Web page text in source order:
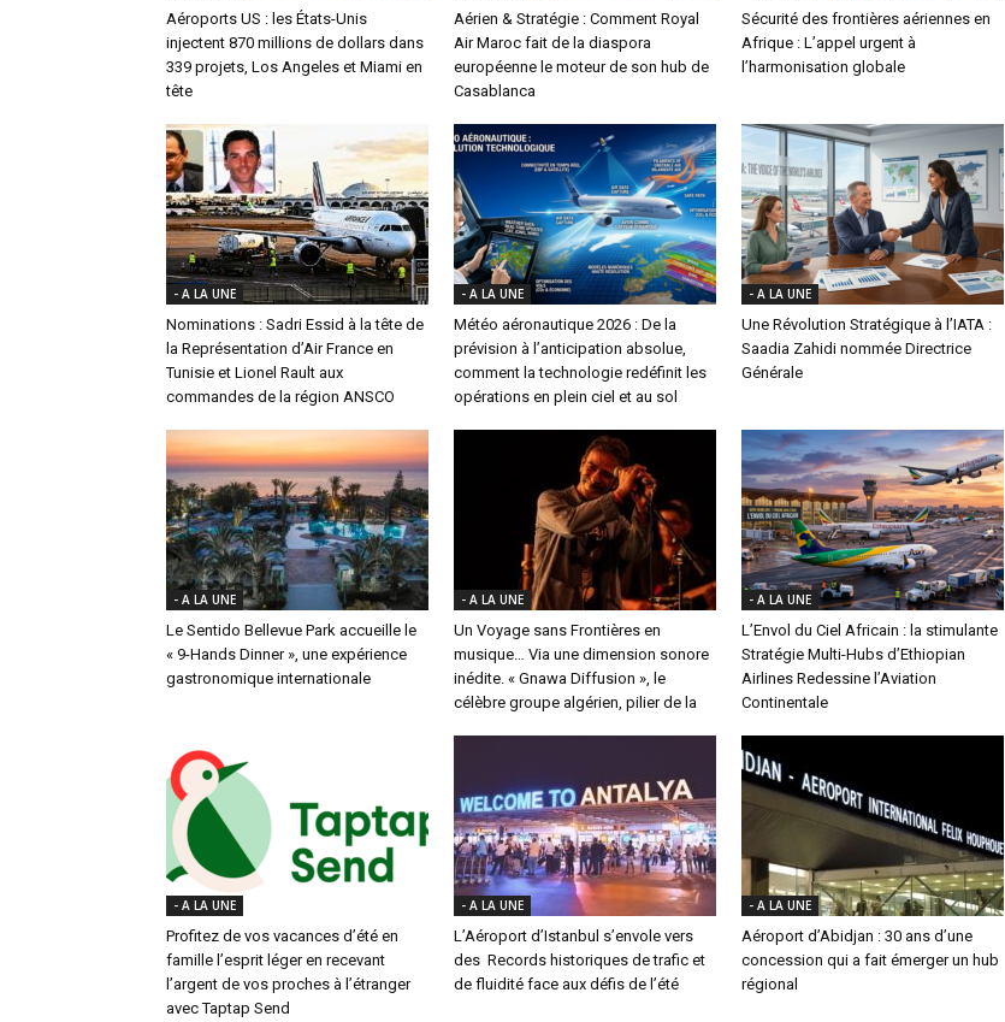
Aéroports US : les États-Unis
injectent 870 millions de dollars dans
339 projets, Los Angeles et Miami en
tête
Aérien & Stratégie : Comment Royal
Air Maroc fait de la diaspora
européenne le moteur de son hub de
Casablanca
Sécurité des frontières aériennes en
Afrique : L’appel urgent à
l’harmonisation globale
- A LA UNE
Nominations : Sadri Essid à la tête de
la Représentation d’Air France en
Tunisie et Lionel Rault aux
commandes de la région ANSCO
- A LA UNE
Météo aéronautique 2026 : De la
prévision à l’anticipation absolue,
comment la technologie redéfinit les
opérations en plein ciel et au sol
- A LA UNE
Une Révolution Stratégique à l’IATA :
Saadia Zahidi nommée Directrice
Générale
- A LA UNE
Le Sentido Bellevue Park accueille le
« 9-Hands Dinner », une expérience
gastronomique internationale
- A LA UNE
Un Voyage sans Frontières en
musique… Via une dimension sonore
inédite. « Gnawa Diffusion », le
célèbre groupe algérien, pilier de la
- A LA UNE
L’Envol du Ciel Africain : la stimulante
Stratégie Multi-Hubs d’Ethiopian
Airlines Redessine l’Aviation
Continentale
- A LA UNE
Profitez de vos vacances d’été en
famille l’esprit léger en recevant
l’argent de vos proches à l’étranger
avec Taptap Send
- A LA UNE
L’Aéroport d’Istanbul s’envole vers
des Records historiques de trafic et
de fluidité face aux défis de l’été
- A LA UNE
Aéroport d’Abidjan : 30 ans d’une
concession qui a fait émerger un hub
régional